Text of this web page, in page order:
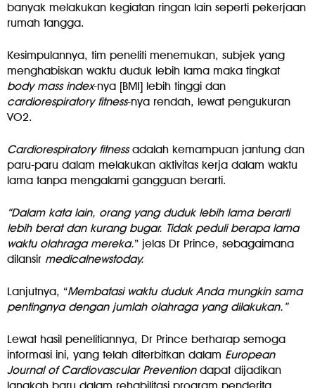
banyak melakukan kegiatan ringan lain seperti pekerjaan
rumah tangga.
Kesimpulannya, tim peneliti menemukan, subjek yang
menghabiskan waktu duduk lebih lama maka tingkat
body mass index-nya [BMI] lebih tinggi dan
cardiorespiratory fitness-nya rendah, lewat pengukuran
VO2.
Cardiorespiratory fitnessadalah kemampuan jantung dan
paru-paru dalam melakukan aktivitas kerja dalam waktu
lama tanpa mengalami gangguan berarti.
“Dalam kata lain, orang yang duduk lebih lama berarti
lebih berat dan kurang bugar. Tidak peduli berapa lama
waktu olahraga mereka.” jelas Dr Prince, sebagaimana
dilansir medicalnewstoday.
Lanjutnya, “Membatasi waktu duduk Anda mungkin sama
pentingnya dengan jumlah olahraga yang dilakukan.”
Lewat hasil penelitiannya, Dr Prince berharap semoga
informasi ini, yang telah diterbitkan dalam European
Journal of Cardiovascular Preventiondapat dijadikan